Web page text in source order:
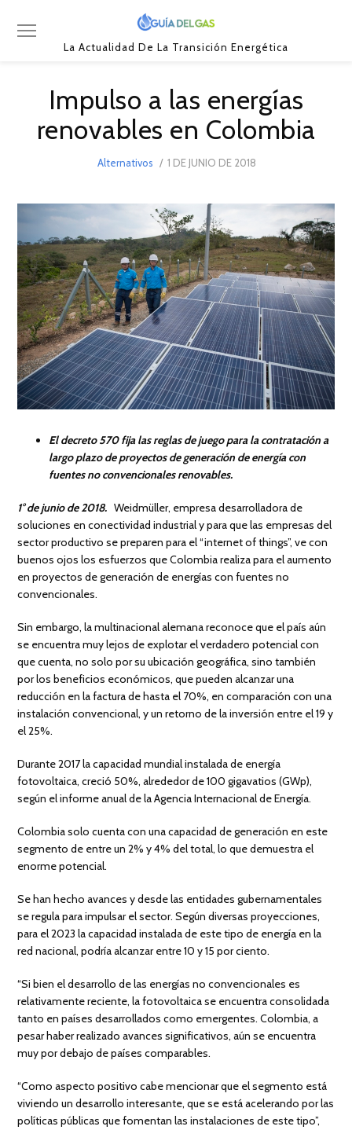
La Actualidad De La Transición Energética
Impulso a las energías
renovables en Colombia
Alternativos
POSTED
1 DE JUNIO DE 2018
El decreto 570 fija las reglas de juego para la contratación a
largo plazo de proyectos de generación de energía con
fuentes no convencionales renovables.
1° de junio de 2018. Weidmüller, empresa desarrolladora de
soluciones en conectividad industrial y para que las empresas del
sector productivo se preparen para el “internet of things”, ve con
buenos ojos los esfuerzos que Colombia realiza para el aumento
en proyectos de generación de energías con fuentes no
convencionales.
Sin embargo, la multinacional alemana reconoce que el país aún
se encuentra muy lejos de explotar el verdadero potencial con
que cuenta, no solo por su ubicación geográfica, sino también
por los beneficios económicos, que pueden alcanzar una
reducción en la factura de hasta el 70%, en comparación con una
instalación convencional, y un retorno de la inversión entre el 19 y
el 25%.
Durante 2017 la capacidad mundial instalada de energía
fotovoltaica, creció 50%, alrededor de 100 gigavatios (GWp),
según el informe anual de la Agencia Internacional de Energía.
Colombia solo cuenta con una capacidad de generación en este
segmento de entre un 2% y 4% del total, lo que demuestra el
enorme potencial.
Se han hecho avances y desde las entidades gubernamentales
se regula para impulsar el sector. Según diversas proyecciones,
para el 2023 la capacidad instalada de este tipo de energía en la
red nacional, podría alcanzar entre 10 y 15 por ciento.
“Si bien el desarrollo de las energías no convencionales es
relativamente reciente, la fotovoltaica se encuentra consolidada
tanto en países desarrollados como emergentes. Colombia, a
pesar haber realizado avances significativos, aún se encuentra
muy por debajo de países comparables.
“Como aspecto positivo cabe mencionar que el segmento está
viviendo un desarrollo interesante, que se está acelerando por las
políticas públicas que fomentan las instalaciones de este tipo”,